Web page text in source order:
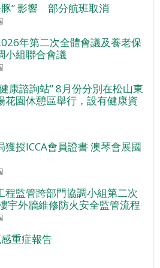
豚” 影響 部分航班取消
年第二次全體會議及養老保
小組聯合會議
康諮詢站” 8月份分別在松山東
花園休憩區舉行，設有健康資
授ICCA會員證書 澳琴會展國
程監管跨部門協調小組第二次
宇外牆維修防火安全監管流程
重症報告